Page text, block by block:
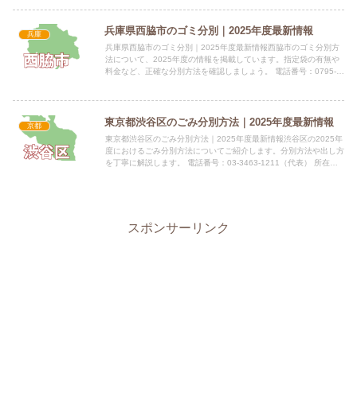
兵庫 兵庫県西脇市のゴミ分別｜2025年度最新情報
兵庫県西脇市のゴミ分別｜2025年度最新情報西脇市のゴミ分別方
法について、2025年度の情報を掲載しています。指定袋の有無や
料金など、正確な分別方法を確認しましょう。 電話番号：0795-
京都 東京都渋谷区のごみ分別方法｜2025年度最新情報
東京都渋谷区のごみ分別方法｜2025年度最新情報渋谷区の2025年
度におけるごみ分別方法についてご紹介します。分別方法や出し方
を丁寧に解説します。 電話番号：03-3463-1211（代表） 所在
スポンサーリンク